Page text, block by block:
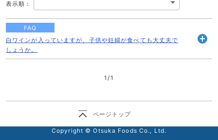
表示順 ：
FAQ
白ワインが入っていますが、子供や妊婦が食べても大丈夫で
しょうか。
く
1 /1
ページトップ
Copyright © Otsuka Foods Co., Ltd.